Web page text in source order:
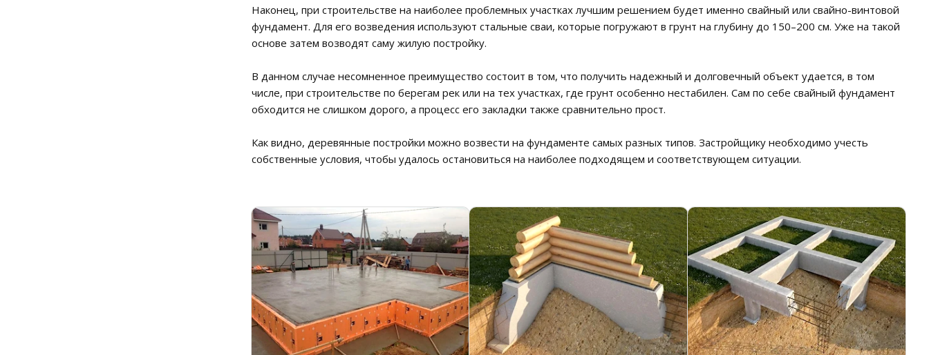
Наконец, при строительстве на наиболее проблемных участках лучшим решением будет именно свайный или свайно-винтовой
фундамент. Для его возведения используют стальные сваи, которые погружают в грунт на глубину до 150–200 см. Уже на такой
основе затем возводят саму жилую постройку.
В данном случае несомненное преимущество состоит в том, что получить надежный и долговечный объект удается, в том
числе, при строительстве по берегам рек или на тех участках, где грунт особенно нестабилен. Сам по себе свайный фундамент
обходится не слишком дорого, а процесс его закладки также сравнительно прост.
Как видно, деревянные постройки можно возвести на фундаменте самых разных типов. Застройщику необходимо учесть
собственные условия, чтобы удалось остановиться на наиболее подходящем и соответствующем ситуации.